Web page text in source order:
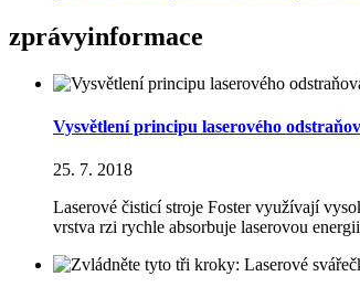
zprávyinformace
Vysvětlení principu laserového
25. 7. 2018
Laserové čisticí stroje Foster využívají
vrstva rzi rychle absorbuje laserovou